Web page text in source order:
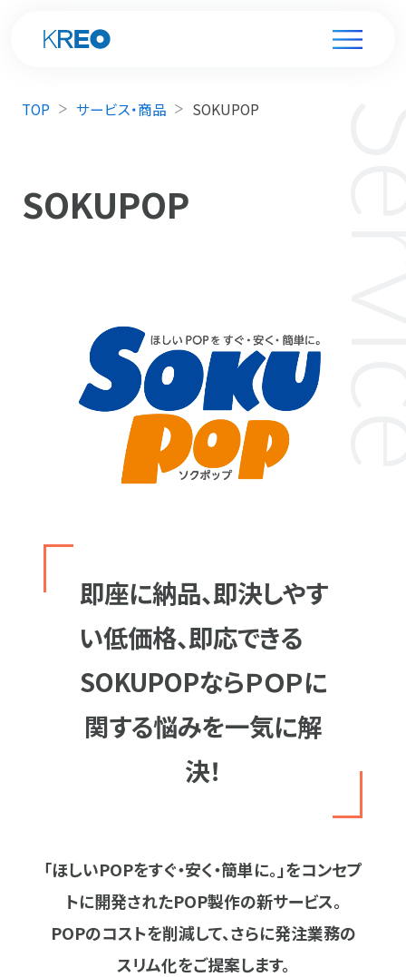
TOP サービス・商品 SOKUPOP
SOKUPOP
即座に納品、即決しやす
い低価格、即応できる
SOKUPOPならＰＯＰに
関する悩みを一気に解
決！
「ほしいPOPをすぐ・安く・簡単に。」をコンセプ
トに開発されたPOP製作の新サービス。
POPのコストを削減して、さらに発注業務の
スリム化をご提案します。